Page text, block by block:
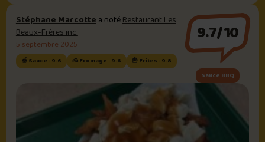
Stéphane Marcottea notéRestaurant Les
Beaux-Frères inc.
5 septembre 2025
🍯 Sauce : 9.6 🧀 Fromage : 9.6 🍟 Frites : 9.8
9.7/10
Sauce BBQ